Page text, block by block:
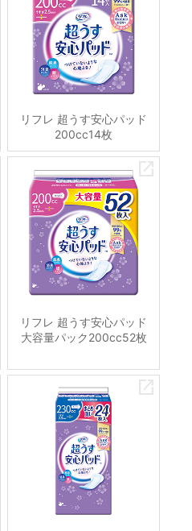
リフレ 超うす安心パッド
200cc14枚
リフレ 超うす安心パッド
大容量パック200cc52枚